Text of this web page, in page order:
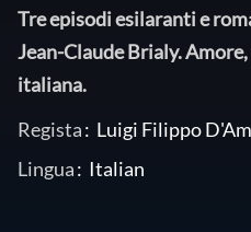
Tre episodi esilaranti e
Jean-Claude Brialy.
italiana.
Regista: Luigi Filippo
Lingua: Italian